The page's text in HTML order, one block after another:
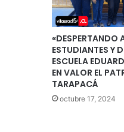
«DESPERTANDO
ESTUDIANTES Y
ESCUELA
EN VALOR EL
TARAPACÁ
octubre 17, 2024